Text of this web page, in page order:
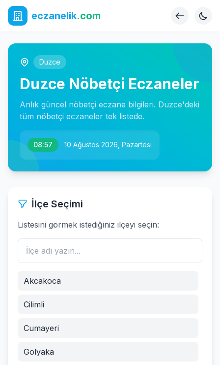
eczanelik.com
Duzce
Duzce Nöbetçi Eczaneler
Anlık güncel nöbetçi eczane bilgileri. Duzce'deki
tüm nöbetçi eczaneler tek listede.
08:57 10 Ağustos 2026, Pazartesi
İlçe Seçimi
Listesini görmek istediğiniz ilçeyi seçin:
Akcakoca
Cilimli
Cumayeri
Golyaka